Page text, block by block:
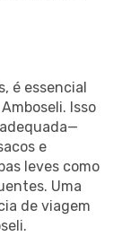
é essencial
Isso
e
leves como
Uma
de viagem